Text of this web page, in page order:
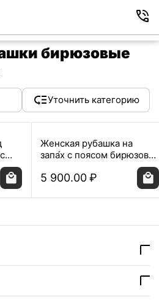
бирюзовые
Уточнить категорию
Женская рубашка на
запа́х с поясом бирюзовая
5 900.00₽
Контакты